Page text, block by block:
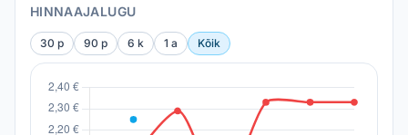
HINNAAJALUGU
30 p 90 p 6 k 1 a Kõik